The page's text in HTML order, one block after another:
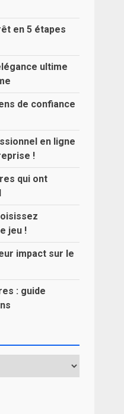
en 5 étapes
ultime
de confiance
en ligne
!
qui ont
jeu !
impact sur le
: guide